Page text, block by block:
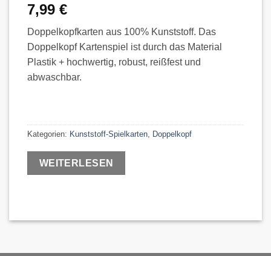
7,99 €
Doppelkopfkarten aus 100% Kunststoff. Das
Doppelkopf Kartenspiel ist durch das Material
Plastik + hochwertig, robust, reißfest und
abwaschbar.
Kategorien: Kunststoff-Spielkarten, Doppelkopf
WEITERLESEN